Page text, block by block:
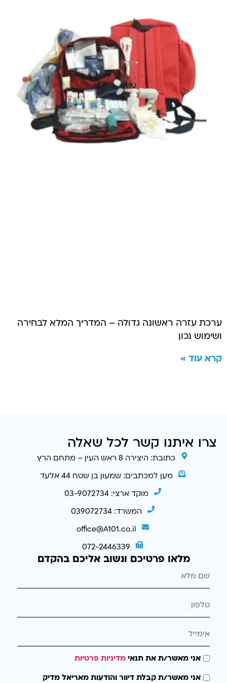
ערכת עזרה ראשונה גדולה – המדריך המלא לבחירה
ושימוש נכון
קרא עוד »
צרו איתנו קשר לכל שאלה
כתובת: היצירה 8 ראש העין – מתחם הרץ
מען למכתבים: שמעון בן שטח 44 אלעד
מוקד ארצי: 03-9072734
המשרד: 039072734
office@A101.co.il
072-2446339
מלאו פרטיכם ונשוב אליכם בהקדם
אני מאשר/ת את תנאימדיניות פרטיות
אני מאשר/ת קבלת דיוור והודעות מאריאל מדיק